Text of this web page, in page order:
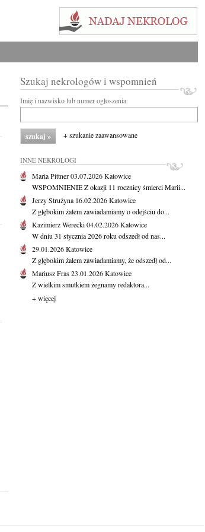
Szukaj nekrologów i wspomnień
Imię i nazwisko lub numer ogłoszenia:
+ szukanie zaawansowane
INNE NEKROLOGI
Maria Pittner03.07.2026Katowice
WSPOMNIENIE Z okazji 11 rocznicy śmierci Marii...
Jerzy Strużyna 16.02.2026Katowice
Z głębokim żalem zawiadamiamy o odejściu do...
Kazimierz Werecki04.02.2026Katowice
W dniu 31 stycznia 2026 roku odszedł od nas...
29.01.2026Katowice
Z głębokim żalem zawiadamiamy, że odszedł od...
Mariusz Fras23.01.2026Katowice
Z wielkim smutkiem żegnamy redaktora...
+ więcej